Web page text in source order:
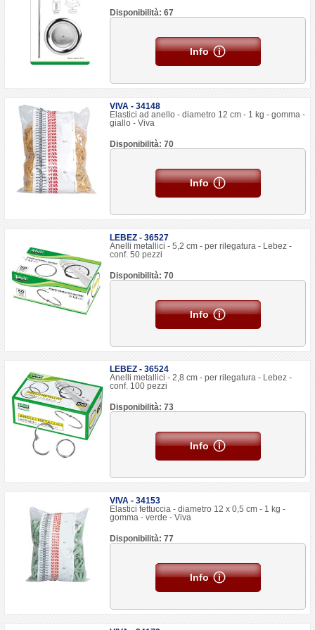
Disponibilità: 67
Info
VIVA - 34148
Elastici ad anello - diametro 12 cm - 1 kg - gomma -
giallo - Viva
Disponibilità: 70
Info
LEBEZ - 36527
Anelli metallici - 5,2 cm - per rilegatura - Lebez -
conf. 50 pezzi
Disponibilità: 70
Info
LEBEZ - 36524
Anelli metallici - 2,8 cm - per rilegatura - Lebez -
conf. 100 pezzi
Disponibilità: 73
Info
VIVA - 34153
Elastici fettuccia - diametro 12 x 0,5 cm - 1 kg -
gomma - verde - Viva
Disponibilità: 77
Info